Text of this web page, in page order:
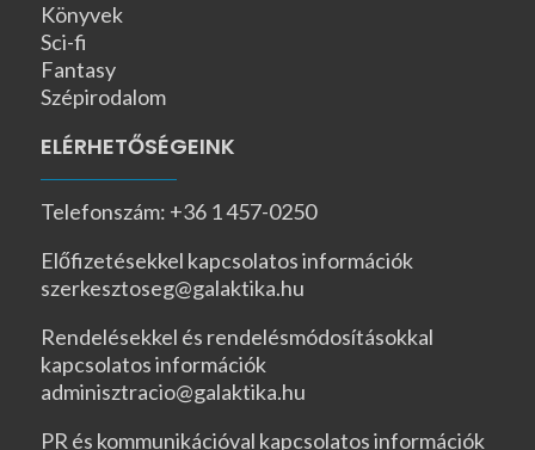
Könyvek
Sci-fi
Fantasy
Szépirodalom
ELÉRHETŐSÉGEINK
Telefonszám: +36 1 457-0250
Előfizetésekkel kapcsolatos információk
szerkesztoseg@galaktika.hu
Rendelésekkel és rendelésmódosításokkal
kapcsolatos információk
adminisztracio@galaktika.hu
PR és kommunikációval kapcsolatos információk